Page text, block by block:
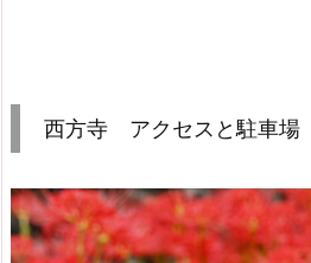
西方寺 アクセスと駐車場